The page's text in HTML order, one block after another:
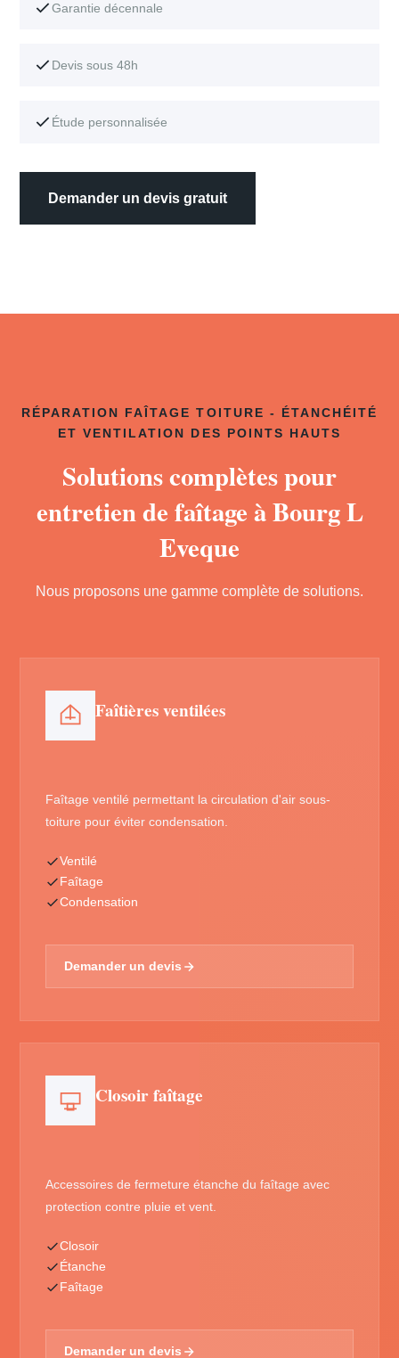
Garantie décennale
Devis sous 48h
Étude personnalisée
Demander un devis gratuit
RÉPARATION FAÎTAGE TOITURE - ÉTANCHÉITÉ
ET VENTILATION DES POINTS HAUTS
Solutions complètes pour
entretien de faîtage à Bourg L
Eveque
Nous proposons une gamme complète de solutions.
Faîtières ventilées
Faîtage ventilé permettant la circulation d'air sous-
toiture pour éviter condensation.
Ventilé
Faîtage
Condensation
Demander un devis
Closoir faîtage
Accessoires de fermeture étanche du faîtage avec
protection contre pluie et vent.
Closoir
Étanche
Faîtage
Demander un devis